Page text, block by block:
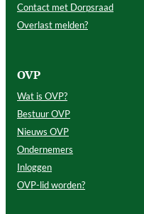
Contact met Dorpsraad
Overlast melden?
OVP
Wat is OVP?
Bestuur OVP
Nieuws OVP
Ondernemers
Inloggen
OVP-lid worden?